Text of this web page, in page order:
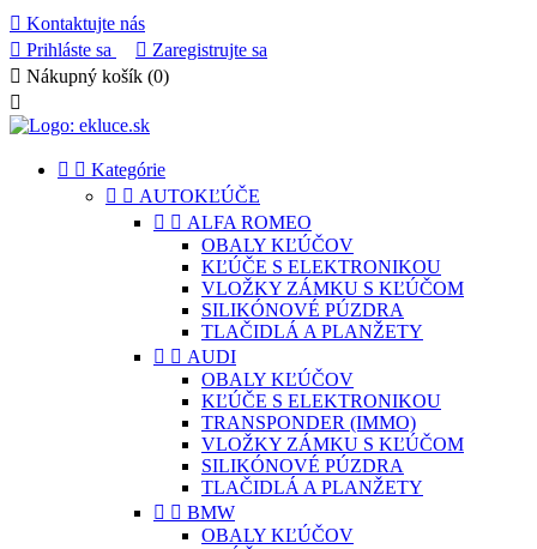
 Kontaktujte nás
 Prihláste sa  Zaregistrujte sa
 Nákupný košík (0)

  Kategórie
  AUTOKĽÚČE
  ALFA ROMEO
OBALY KĽÚČOV
KĽÚČE S ELEKTRONIKOU
VLOŽKY ZÁMKU S KĽÚČOM
SILIKÓNOVÉ PÚZDRA
TLAČIDLÁ A PLANŽETY
  AUDI
OBALY KĽÚČOV
KĽÚČE S ELEKTRONIKOU
TRANSPONDER (IMMO)
VLOŽKY ZÁMKU S KĽÚČOM
SILIKÓNOVÉ PÚZDRA
TLAČIDLÁ A PLANŽETY
  BMW
OBALY KĽÚČOV